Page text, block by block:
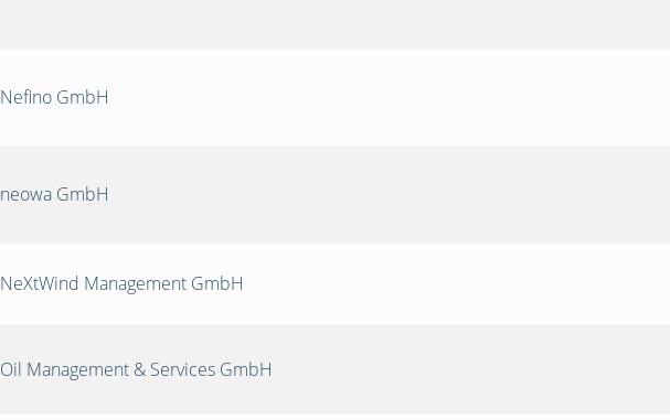
Nefino GmbH
neowa GmbH
NeXtWind Management GmbH
Oil Management & Services GmbH